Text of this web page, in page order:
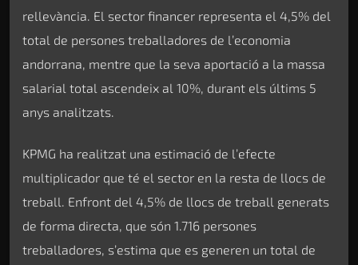
rellevància. El sector financer representa el 4,5% del
total de persones treballadores de l’economia
andorrana, mentre que la seva aportació a la massa
salarial total ascendeix al 10%, durant els últims 5
anys analitzats.
KPMG ha realitzat una estimació de l’efecte
multiplicador que té el sector en la resta de llocs de
treball. Enfront del 4,5% de llocs de treball generats
de forma directa, que són 1.716 persones
treballadores, s’estima que es generen un total de